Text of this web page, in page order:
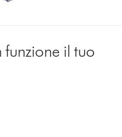
funzione il tuo